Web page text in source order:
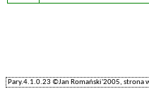
Pary.4.1.0.23 ©Jan Romański'2005, strona